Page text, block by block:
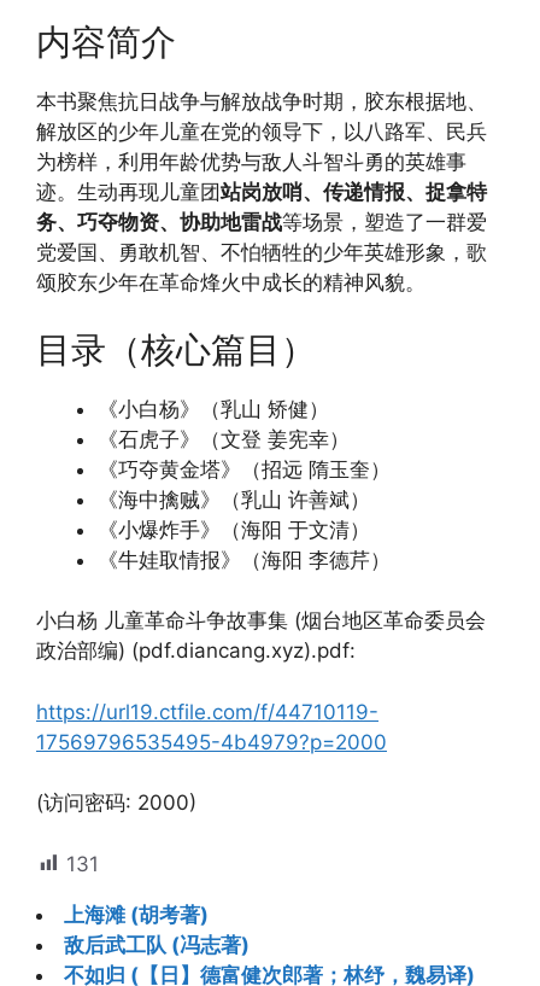
内容简介
本书聚焦抗日战争与解放战争时期，胶东根据地、
解放区的少年儿童在党的领导下，以八路军、民兵
为榜样，利用年龄优势与敌人斗智斗勇的英雄事
迹。生动再现儿童团站岗放哨、传递情报、捉拿特
务、巧夺物资、协助地雷战等场景，塑造了一群爱
党爱国、勇敢机智、不怕牺牲的少年英雄形象，歌
颂胶东少年在革命烽火中成长的精神风貌。
目录（核心篇目）
《小白杨》（乳山 矫健）
《石虎子》（文登 姜宪幸）
《巧夺黄金塔》（招远 隋玉奎）
《海中擒贼》（乳山 许善斌）
《小爆炸手》（海阳 于文清）
《牛娃取情报》（海阳 李德芹）
小白杨 儿童革命斗争故事集 (烟台地区革命委员会
政治部编) (pdf.diancang.xyz).pdf:
https://url19.ctfile.com/f/44710119-
17569796535495-4b4979?p=2000
(访问密码: 2000)
131
上海滩 (胡考著)
敌后武工队 (冯志著)
不如归 (【日】德富健次郎著；林纾，魏易译)